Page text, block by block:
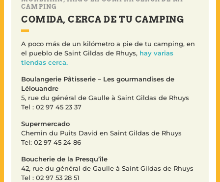
CAMPING
COMIDA, CERCA DE TU CAMPING
A poco más de un kilómetro a pie de tu camping, en
el pueblo de Saint Gildas de Rhuys, hay varias
tiendas cerca.
Boulangerie Pâtisserie – Les gourmandises de
Lélouandre
5, rue du général de Gaulle à Saint Gildas de Rhuys
Tel : 02 97 45 23 37
Supermercado
Chemin du Puits David en Saint Gildas de Rhuys
Tel: 02 97 45 24 86
Boucherie de la Presqu’île
42, rue du général de Gaulle à Saint Gildas de Rhuys
Tel : 02 97 53 28 51